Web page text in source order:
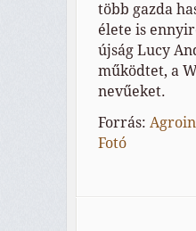
több gazda
élete is
újság Lucy
működtet, a
nevűeket.
Forrás:
Fotó